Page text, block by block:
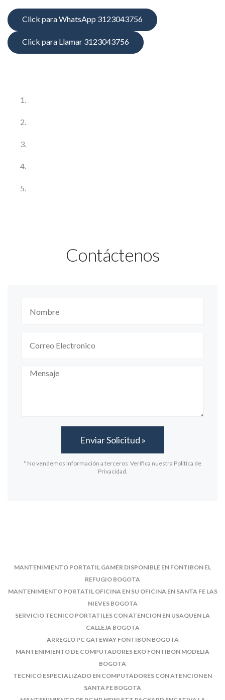
Click para WhatsApp 3123043756
Click para Llamar 3123043756
Contáctenos
* No vendemos información a terceros Verifica nuestra Política de
Privacidad.
MANTENIMIENTO PORTATIL GAMER DISPONIBLE EN FONTIBON EL
REFUGIO BOGOTA
MANTENIMIENTO PORTATIL OFICINA EN SU OFICINA EN SANTA FE LAS
NIEVES BOGOTA
SERVICIO TECNICO PORTATILES CON ATENCION EN USAQUEN LA
CALLEJA BOGOTA
ARREGLO PC GATEWAY FONTIBON BOGOTA
MANTENIMIENTO DE COMPUTADORES EXO FONTIBON MODELIA
BOGOTA
TECNICO ESPECIALIZADO EN COMPUTADORES CON ATENCION EN
SANTA FE BOGOTA